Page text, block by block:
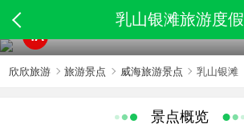
乳山银滩旅游度假
4A
欣欣旅游 旅游景点 威海旅游景点 乳山银滩
景点概览